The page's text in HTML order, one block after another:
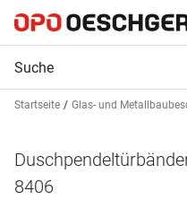
Startseite Glas- und
8406